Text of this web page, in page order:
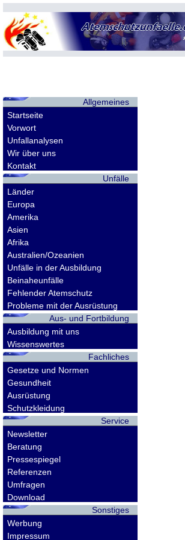
Allgemeines
Startseite
Vorwort
Unfallanalysen
Wir über uns
Kontakt
Unfälle
Länder
Europa
Amerika
Asien
Afrika
Australien/Ozeanien
Unfälle in der Ausbildung
Beinaheunfälle
Fehlender Atemschutz
Probleme mit der Ausrüstung
Aus- und Fortbildung
Ausbildung mit uns
Wissenswertes
Fachliches
Gesetze und Normen
Gesundheit
Ausrüstung
Schutzkleidung
Service
Newsletter
Beratung
Pressespiegel
Referenzen
Umfragen
Download
Sonstiges
Werbung
Impressum